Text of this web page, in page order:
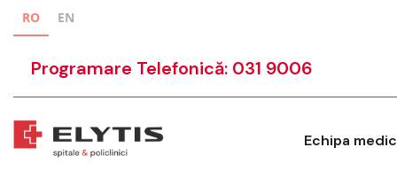
RO EN
Programare Telefonică: 031 9006
Echipa